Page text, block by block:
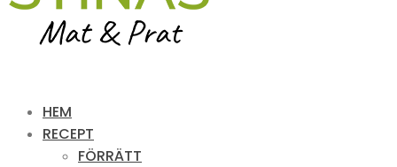
HEM
RECEPT
FÖRRÄTT